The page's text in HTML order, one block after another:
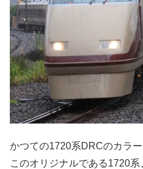
かつての1720系DRCのカラ
このオリジナルである1720系